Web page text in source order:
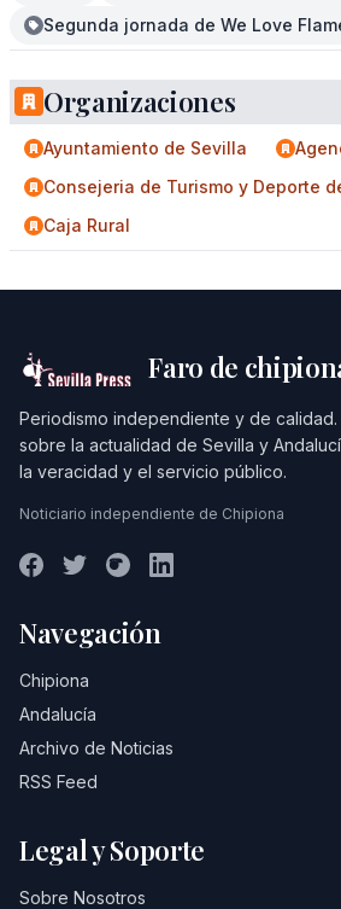
Segunda jornada de We Love
Organizaciones
Ayuntamiento de Sevilla
Consejeria de Turismo y Deporte
Caja Rural
Faro de
Periodismo independiente y de
sobre la actualidad de Sevilla y
la veracidad y el servicio público.
Noticiario independiente de Chipiona
Navegación
Chipiona
Andalucía
Archivo de Noticias
RSS Feed
Legal y Soporte
Sobre Nosotros